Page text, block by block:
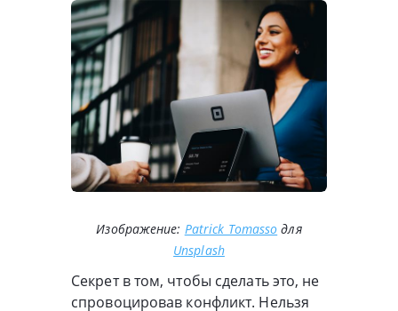
Изображение: Patrick Tomasso для
Unsplash
Секрет в том, чтобы сделать это, не
спровоцировав конфликт. Нельзя